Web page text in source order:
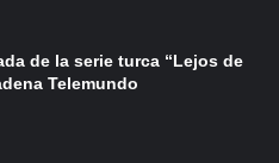
de la serie turca “Lejos de
Telemundo